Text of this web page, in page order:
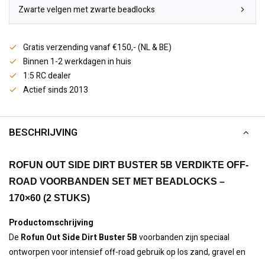
Zwarte velgen met zwarte beadlocks
Gratis verzending vanaf €150,- (NL & BE)
Binnen 1-2 werkdagen in huis
1:5 RC dealer
Actief sinds 2013
BESCHRIJVING
ROFUN OUT SIDE DIRT BUSTER 5B VERDIKTE OFF-
ROAD VOORBANDEN SET MET BEADLOCKS –
170×60 (2 STUKS)
Productomschrijving
De Rofun Out Side Dirt Buster 5Bvoorbanden zijn speciaal
ontworpen voor intensief off-road gebruik op los zand, gravel en